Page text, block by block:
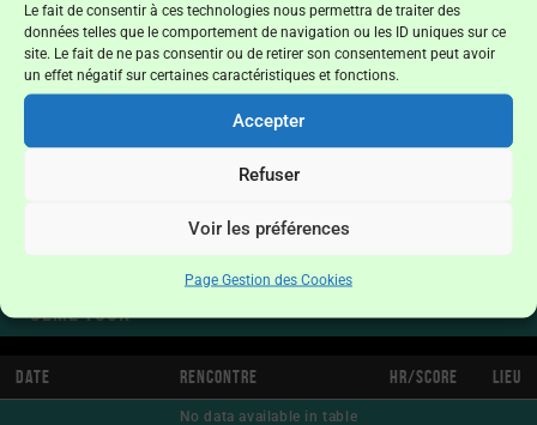
Le fait de consentir à ces technologies nous permettra de traiter des
données telles que le comportement de navigation ou les ID uniques sur ce
site. Le fait de ne pas consentir ou de retirer son consentement peut avoir
un effet négatif sur certaines caractéristiques et fonctions.
Accepter
Refuser
Voir les préférences
Page Gestion des Cookies
Date Rencontre Hr/Score Lieu
No data available in table
Date Lieu
3ème Tour
Date Rencontre Hr/Score Lieu
No data available in table